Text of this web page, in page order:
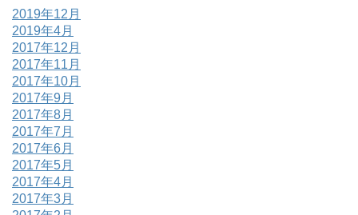
2019年12月
2019年4月
2017年12月
2017年11月
2017年10月
2017年9月
2017年8月
2017年7月
2017年6月
2017年5月
2017年4月
2017年3月